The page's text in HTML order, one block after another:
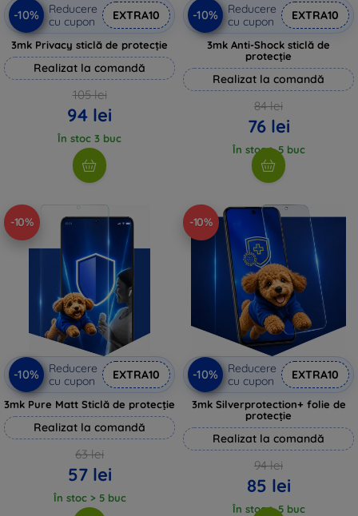
-10%
Reducere
cu cupon
EXTRA10
3mk Privacy sticlă de protecție
Realizat la comandă
105 lei
94 lei
În stoc 3 buc
-10%
Reducere
cu cupon
EXTRA10
3mk Anti-Shock sticlă de
protecție
Realizat la comandă
84 lei
76 lei
În stoc > 5 buc
-10%
-10%
Reducere
cu cupon
EXTRA10
3mk Pure Matt Sticlă de protecție
Realizat la comandă
63 lei
57 lei
În stoc > 5 buc
-10%
-10%
Reducere
cu cupon
EXTRA10
3mk Silverprotection+ folie de
protecție
Realizat la comandă
94 lei
85 lei
În stoc > 5 buc